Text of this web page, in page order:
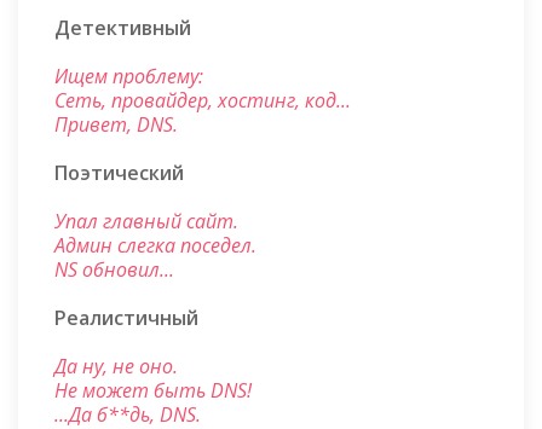
Детективный
Ищем проблему:
Сеть, провайдер, хостинг, код...
Привет, DNS.
Поэтический
Упал главный сайт.
Админ слегка поседел.
NS обновил...
Реалистичный
Да ну, не оно.
Не может быть DNS!
...Да б**дь, DNS.